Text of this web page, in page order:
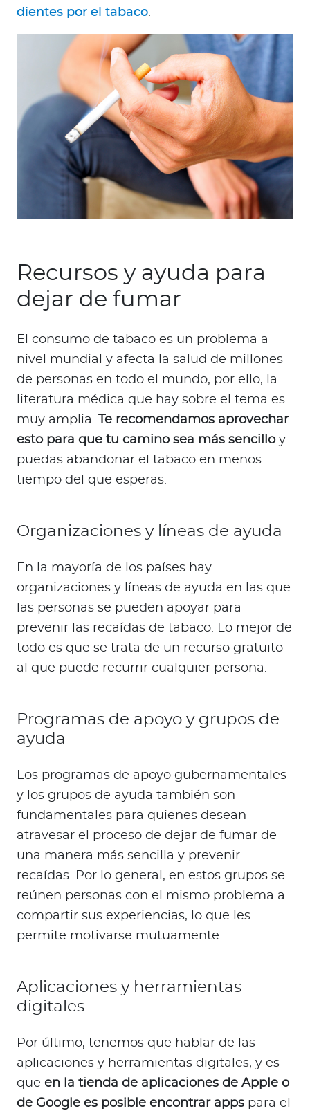
dientes por el tabaco.
Recursos y ayuda para
dejar de fumar
El consumo de tabaco es un problema a
nivel mundial y afecta la salud de millones
de personas en todo el mundo, por ello, la
literatura médica que hay sobre el tema es
muy amplia.
Te recomendamos aprovechar
esto para que tu camino sea más sencilloy
puedas abandonar el tabaco en menos
tiempo del que esperas.
Organizaciones y líneas de ayuda
En la mayoría de los países hay
organizaciones y líneas de ayuda en las que
las personas se pueden apoyar para
prevenir las recaídas de tabaco. Lo mejor de
todo es que se trata de un recurso gratuito
al que puede recurrir cualquier persona.
Programas de apoyo y grupos de
ayuda
Los programas de apoyo gubernamentales
y los grupos de ayuda también son
fundamentales para quienes desean
atravesar el proceso de dejar de fumar de
una manera más sencilla y prevenir
recaídas. Por lo general, en estos grupos se
reúnen personas con el mismo problema a
compartir sus experiencias, lo que les
permite motivarse mutuamente.
Aplicaciones y herramientas
digitales
Por último, tenemos que hablar de las
aplicaciones y herramientas digitales, y es
que en la tienda de aplicaciones de Apple o
de Google es posible encontrar apps para el